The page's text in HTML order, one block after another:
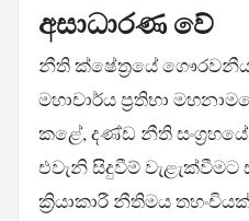
අසාධාරණ වේ
නීති ක්ෂේත්‍රයේ
මහාචාර්ය ප්‍රතිභා
කළේ, දණ්ඩ නීති
එවැනි සිදුවීම් වැළැක්වීමට
ක්‍රියාකාරී නීතිමය